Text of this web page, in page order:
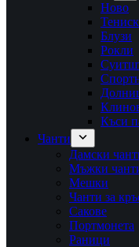
Ново
Блузи
Рокли
Къси
Чанти
Дамски
Мъжки
Мешки
Чанти за
Сакове
Портмонета
Раници